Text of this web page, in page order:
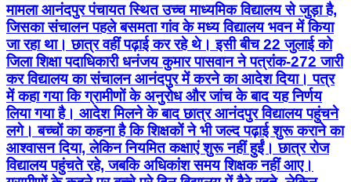
मामला आनंदपुर पंचायत स्थित उच्च माध्यमिक विद्यालय से जुड़ा है,
जिसका संचालन पहले बसमता गांव के मध्य विद्यालय भवन में किया
जा रहा था। छात्र वहीं पढ़ाई कर रहे थे। इसी बीच 22 जुलाई को
जिला शिक्षा पदाधिकारी धनंजय कुमार पासवान ने पत्रांक-272 जारी
कर विद्यालय का संचालन आनंदपुर में करने का आदेश दिया। पत्र
में कहा गया कि ग्रामीणों के अनुरोध और जांच के बाद यह निर्णय
लिया गया है। आदेश मिलने के बाद छात्र आनंदपुर विद्यालय पहुंचने
लगे। बच्चों का कहना है कि शिक्षकों ने भी जल्द पढ़ाई शुरू कराने का
आश्वासन दिया, लेकिन नियमित कक्षाएं शुरू नहीं हुईं। छात्र रोज
विद्यालय पहुंचते रहे, जबकि अधिकांश समय शिक्षक नहीं आए।